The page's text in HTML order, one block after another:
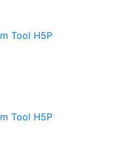
Tool H5P
Tool H5P